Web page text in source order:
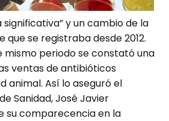
significativa” y un cambio de la
se registraba desde 2012.
mismo periodo se constató una
ventas de antibióticos
animal. Así lo aseguró el
Sanidad, José Javier
su comparecencia en la